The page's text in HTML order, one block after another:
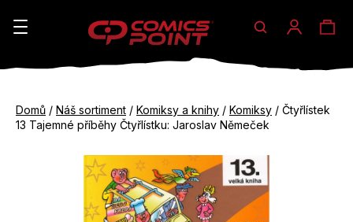
Hledat
Domů / Náš sortiment / Komiksy a knihy / Komiksy / Čtyřlístek
13 Tajemné příběhy Čtyřlístku: Jaroslav Němeček
K
do
do